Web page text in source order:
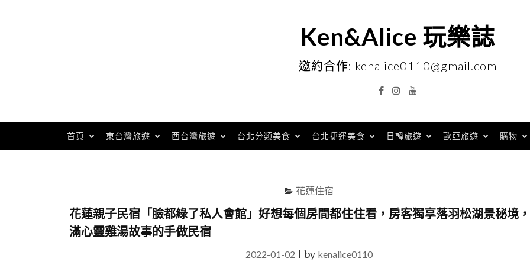
Ken&Alice 玩樂誌
邀約合作: kenalice0110@gmail.com
FacebookInstagramYouTube
首頁 東台灣旅遊 西台灣旅遊 台北分類美食 台北捷運美食 日韓旅遊 歐亞旅遊 購物
花蓮住宿
花蓮親子民宿「臉都綠了私人會館」好想每個房間都住住看，房客獨享落羽松湖景秘境
滿心靈雞湯故事的手做民宿
2022-01-02 |by kenalice0110